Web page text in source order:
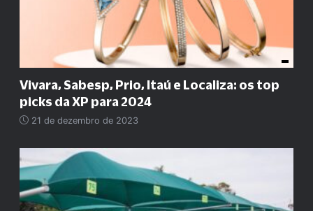
Vivara, Sabesp, Prio, Itaú e Localiza: os top
picks da XP para 2024
21 de dezembro de 2023